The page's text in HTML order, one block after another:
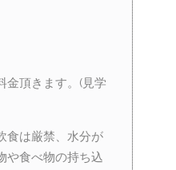
金頂きます。(見学
食は厳禁、水分が
や食べ物の持ち込